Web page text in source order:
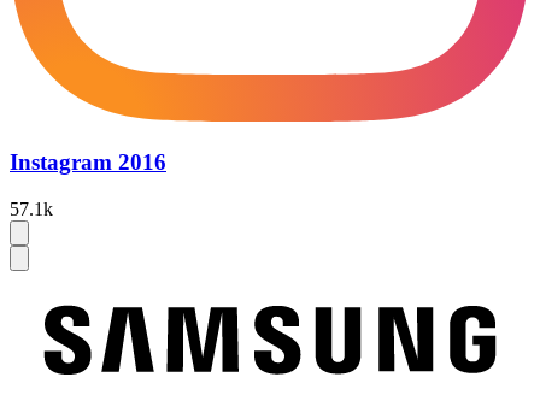
Instagram 2016
57.1k